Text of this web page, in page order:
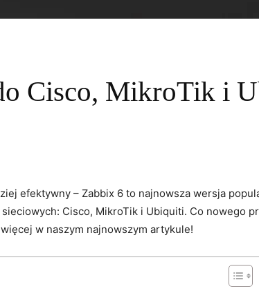
Cisco, MikroTik i
efektywny – Zabbix 6 to najnowsza⁣ wersja
Cisco, MikroTik i Ubiquiti. Co nowego‌
​w naszym najnowszym artykule!